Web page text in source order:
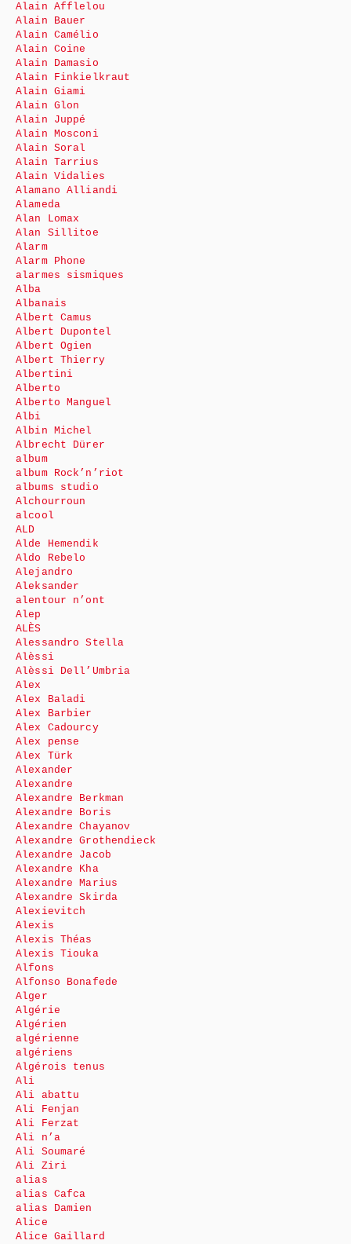
Alain Afflelou
Alain Bauer
Alain Camélio
Alain Coine
Alain Damasio
Alain Finkielkraut
Alain Giami
Alain Glon
Alain Juppé
Alain Mosconi
Alain Soral
Alain Tarrius
Alain Vidalies
Alamano Alliandi
Alameda
Alan Lomax
Alan Sillitoe
Alarm
Alarm Phone
alarmes sismiques
Alba
Albanais
Albert Camus
Albert Dupontel
Albert Ogien
Albert Thierry
Albertini
Alberto
Alberto Manguel
Albi
Albin Michel
Albrecht Dürer
album
album Rock’n’riot
albums studio
Alchourroun
alcool
ALD
Alde Hemendik
Aldo Rebelo
Alejandro
Aleksander
alentour n’ont
Alep
ALÈS
Alessandro Stella
Alèssi
Alèssi Dell’Umbria
Alex
Alex Baladi
Alex Barbier
Alex Cadourcy
Alex pense
Alex Türk
Alexander
Alexandre
Alexandre Berkman
Alexandre Boris
Alexandre Chayanov
Alexandre Grothendieck
Alexandre Jacob
Alexandre Kha
Alexandre Marius
Alexandre Skirda
Alexievitch
Alexis
Alexis Théas
Alexis Tiouka
Alfons
Alfonso Bonafede
Alger
Algérie
Algérien
algérienne
algériens
Algérois tenus
Ali
Ali abattu
Ali Fenjan
Ali Ferzat
Ali n’a
Ali Soumaré
Ali Ziri
alias
alias Cafca
alias Damien
Alice
Alice Gaillard